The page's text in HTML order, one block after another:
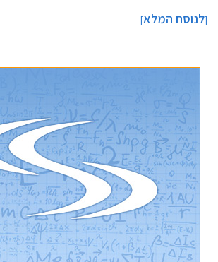
[לנוסח המלא]